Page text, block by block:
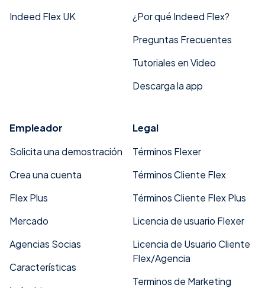
Indeed Flex UK
¿Por qué Indeed Flex?
Preguntas Frecuentes
Tutoriales en Video
Descarga la app
Empleador
Solicita una demostración
Crea una cuenta
Flex Plus
Mercado
Agencias Socias
Características
Legal
Términos Flexer
Términos Cliente Flex
Términos Cliente Flex Plus
Licencia de usuario Flexer
Licencia de Usuario Cliente
Flex/Agencia
Terminos de Marketing